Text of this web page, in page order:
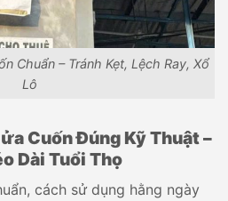
Chuẩn – Tránh Kẹt, Lệch Ray, Xổ
Lô
Cuốn Đúng Kỹ Thuật –
Dài Tuổi Thọ
cách sử dụng hằng ngày